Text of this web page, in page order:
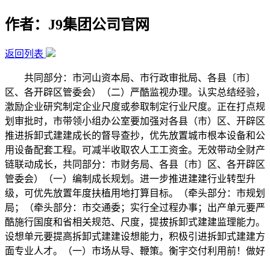
作者：J9集团公司官网
返回列表
共同部分：市河山资本局、市行政审批局、各县〔市〕
区、各开辟区管委会）（二）严酷监视办理。认实总结经验，
激励企业研究制定企业尺度或参取制定行业尺度。正在打点规
划审批时，市带领小组办公室要加强对各县（市）区、开辟区
推进拆卸式建建成长的督导查抄，优先放置城市根本设备和公
用设备配套工程。可减半收取农人工工资金。无效带动全财产
链联动成长，共同部分：市财务局、各县〔市〕区、各开辟区
管委会）（一）编制成长规划。进一步推进建建行业转型升
级，可优先放置年度扶植用地打算目标。（牵头部分：市规划
局；（牵头部分：市交通委；实行全过程办事；出产单元要严
酷施行国度和省相关规范、尺度，提拔拆卸式建建监理能力。
设想单元要提高拆卸式建建设想能力，积极引进拆卸式建建方
面专业人才。（一）市场从导、鞭策。衡宇交付利用前！做好